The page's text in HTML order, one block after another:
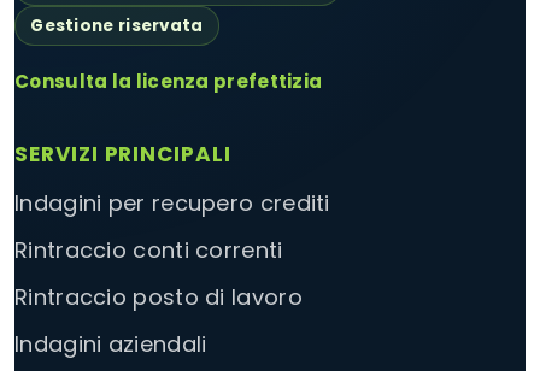
Gestione riservata
Consulta la licenza prefettizia
SERVIZI PRINCIPALI
Indagini per recupero crediti
Rintraccio conti correnti
Rintraccio posto di lavoro
Indagini aziendali